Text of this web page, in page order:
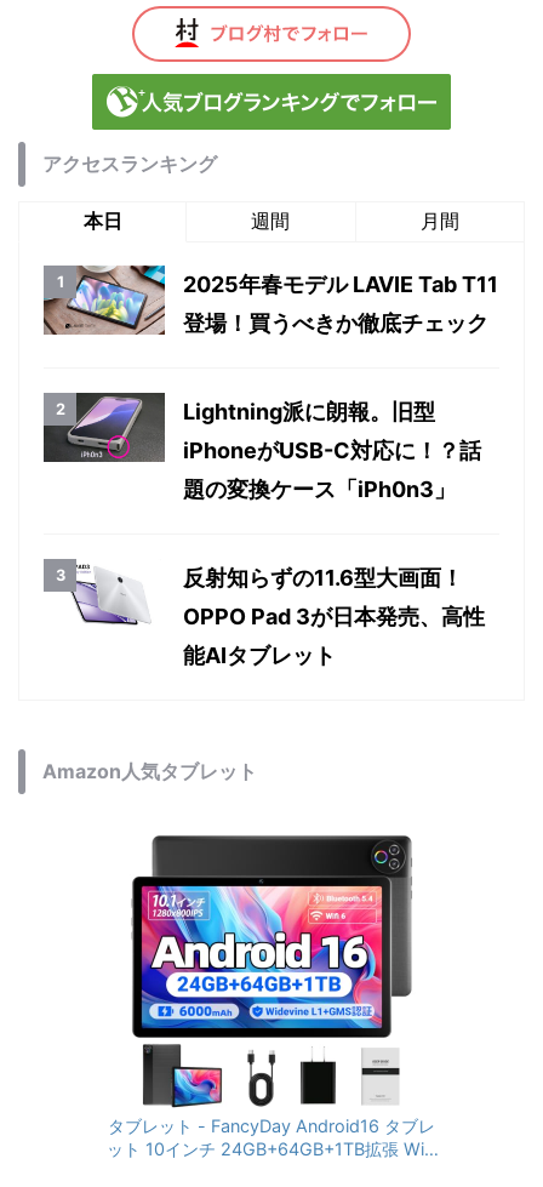
アクセスランキング
本日 週間 月間
2025年春モデル LAVIE Tab T11
登場！買うべきか徹底チェック
Lightning派に朗報。旧型
iPhoneがUSB-C対応に！？話
題の変換ケース「iPh0n3」
反射知らずの11.6型大画面！
OPPO Pad 3が日本発売、高性
能AIタブレット
Amazon人気タブレット
タブレット - FancyDay Android16 タブレ
ット 10インチ 24GB+64GB+1TB拡張 WiFi